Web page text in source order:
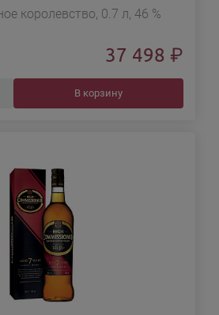
королевство, 0.7 л, 46 %
37 498 ₽
В корзину